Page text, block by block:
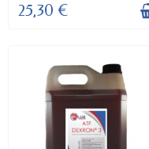
25,30 €